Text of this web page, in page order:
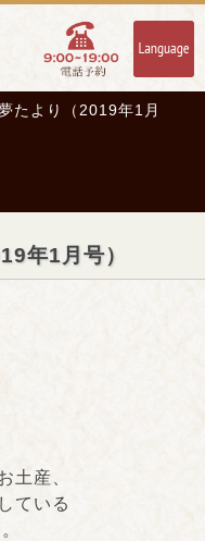
たより（2019年1月
年1月号）
土産、
ている